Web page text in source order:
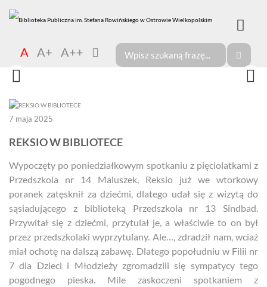
A A+ A++
7 maja 2025
REKSIO W BIBLIOTECE
Wypoczęty po poniedziałkowym spotkaniu z pięciolatkami z
Przedszkola nr 14 Maluszek, Reksio już we wtorkowy
poranek zatęsknił za dziećmi, dlatego udał się z wizytą do
sąsiadującego z biblioteką Przedszkola nr 13 Sindbad.
Przywitał się z dziećmi, przytulał je, a właściwie to on był
przez przedszkolaki wyprzytulany. Ale…, zdradził nam, wciaż
miał ochotę na dalszą zabawę. Dlatego popołudniu w Filii nr
7 dla Dzieci i Młodzieży zgromadzili się sympatycy tego
pogodnego pieska. Mile zaskoczeni spotkaniem z